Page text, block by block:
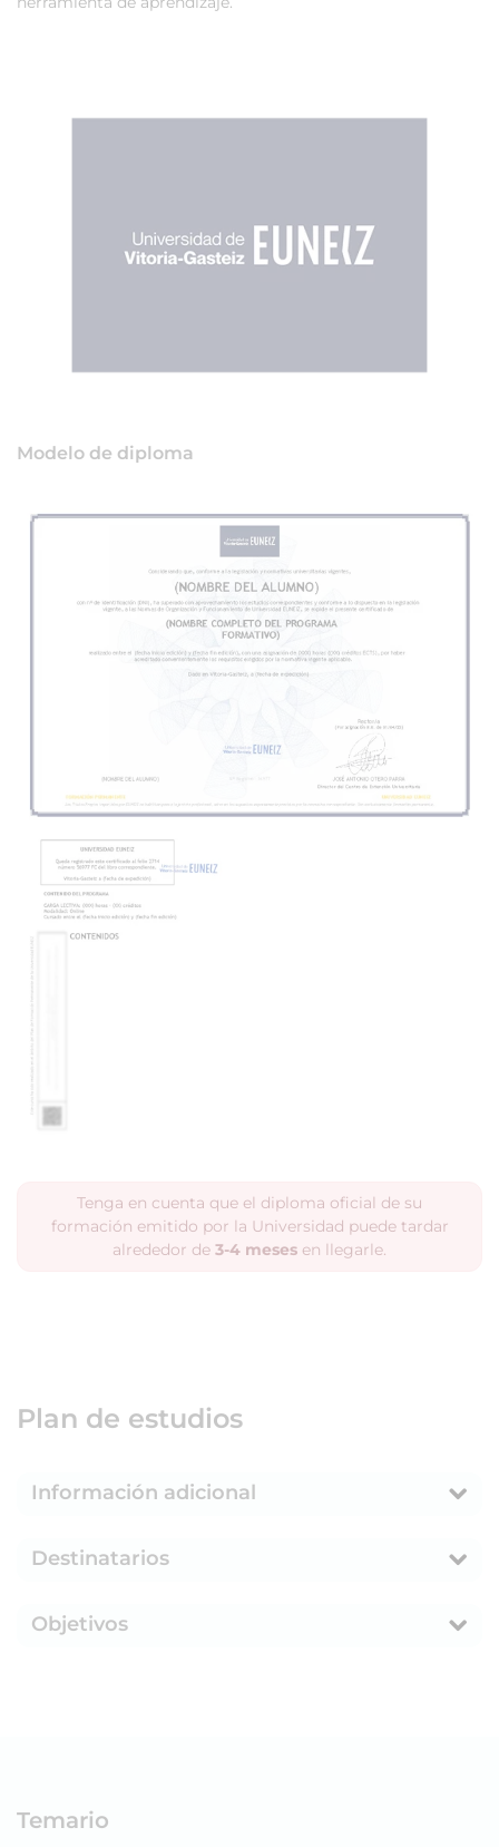
Modelo de diploma
Tenga en cuenta que el diploma oficial de su
formación emitido por la Universidad puede tardar
alrededor de 3-4 meses en llegarle.
Plan de estudios
Información adicional
Destinatarios
Objetivos
Temario